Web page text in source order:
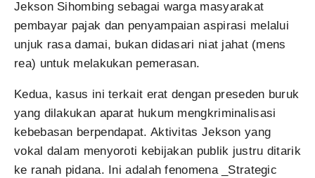
Jekson Sihombing sebagai warga masyarakat
pembayar pajak dan penyampaian aspirasi melalui
unjuk rasa damai, bukan didasari niat jahat (mens
rea) untuk melakukan pemerasan.
Kedua, kasus ini terkait erat dengan preseden buruk
yang dilakukan aparat hukum mengkriminalisasi
kebebasan berpendapat. Aktivitas Jekson yang
vokal dalam menyoroti kebijakan publik justru ditarik
ke ranah pidana. Ini adalah fenomena _Strategic